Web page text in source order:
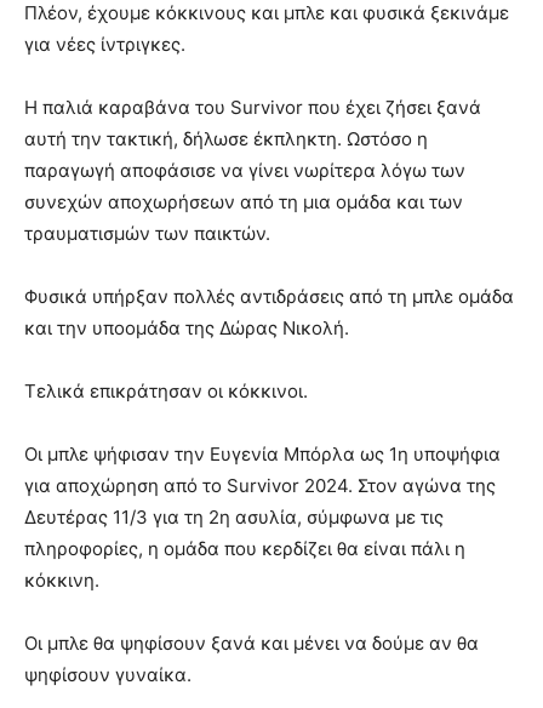
Πλέον, έχουμε κόκκινους και μπλε και φυσικά ξεκινάμε
για νέες ίντριγκες.
Η παλιά καραβάνα του Survivor που έχει ζήσει ξανά
αυτή την τακτική, δήλωσε έκπληκτη. Ωστόσο η
παραγωγή αποφάσισε να γίνει νωρίτερα λόγω των
συνεχών αποχωρήσεων από τη μια ομάδα και των
τραυματισμών των παικτών.
Φυσικά υπήρξαν πολλές αντιδράσεις από τη μπλε ομάδα
και την υποομάδα της Δώρας Νικολή.
Τελικά επικράτησαν οι κόκκινοι.
Οι μπλε ψήφισαν την Ευγενία Μπόρλα ως 1η υποψήφια
για αποχώρηση από το Survivor 2024. Στον αγώνα της
Δευτέρας 11/3 για τη 2η ασυλία, σύμφωνα με τις
πληροφορίες, η ομάδα που κερδίζει θα είναι πάλι η
κόκκινη.
Οι μπλε θα ψηφίσουν ξανά και μένει να δούμε αν θα
ψηφίσουν γυναίκα.